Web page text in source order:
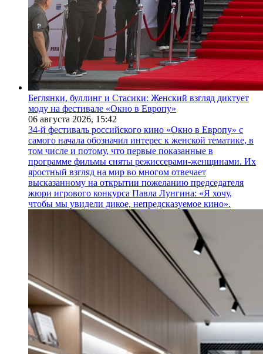
Беглянки, буллинг и Стасики: Женский взгляд диктует
моду на фестивале «Окно в Европу»
06 августа 2026, 15:42
34-й фестиваль российского кино «Окно в Европу» с
самого начала обозначил интерес к женской тематике, в
том числе и потому, что первые показанные в
программе фильмы сняты режиссерами-женщинами. Их
яростный взгляд на мир во многом отвечает
высказанному на открытии пожеланию председателя
жюри игрового конкурса Павла Лунгина: «Я хочу,
чтобы мы увидели дикое, непредсказуемое кино».